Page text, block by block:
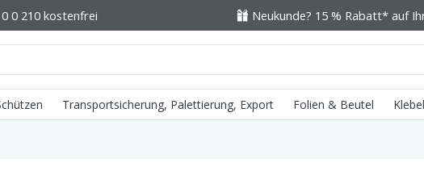
0 210 kostenfrei Neukunde? 15 % Rabatt* auf
Transportsicherung, Palettierung, Export Folien & Beutel